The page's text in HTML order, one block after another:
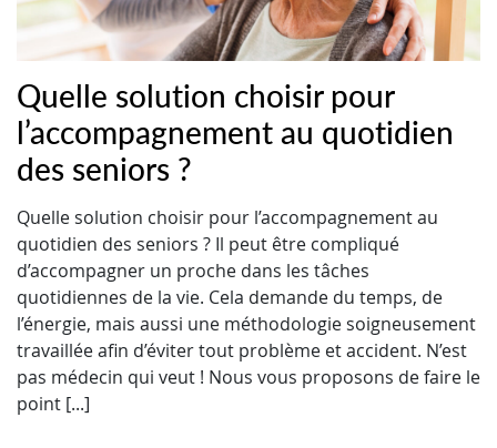
Quelle solution choisir pour
l’accompagnement au quotidien
des seniors ?
Quelle solution choisir pour l’accompagnement au
quotidien des seniors ? Il peut être compliqué
d’accompagner un proche dans les tâches
quotidiennes de la vie. Cela demande du temps, de
l’énergie, mais aussi une méthodologie soigneusement
travaillée afin d’éviter tout problème et accident. N’est
pas médecin qui veut ! Nous vous proposons de faire le
point [...]